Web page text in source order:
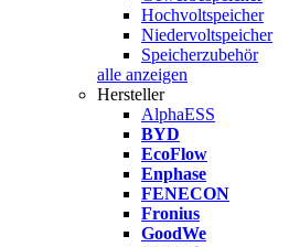
Hochvoltspeicher
Niedervoltspeicher
Speicherzubehör
alle anzeigen
Hersteller
AlphaESS
BYD
EcoFlow
Enphase
FENECON
Fronius
GoodWe